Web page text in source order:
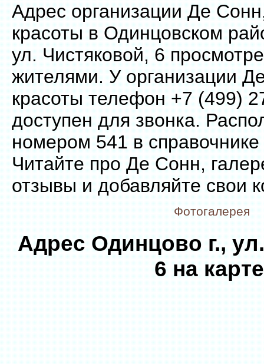
Адрес организации Де
красоты в Одинцовском
ул. Чистяковой, 6
жителями. У организации
красоты телефон +7 (499)
доступен для звонка.
номером 541 в
Читайте про Де Сонн,
отзывы и добавляйте свои
Фотогалерея
Адрес Одинцово г.,
6 на